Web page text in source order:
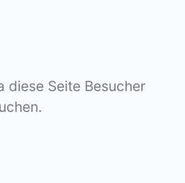
diese Seite Besucher